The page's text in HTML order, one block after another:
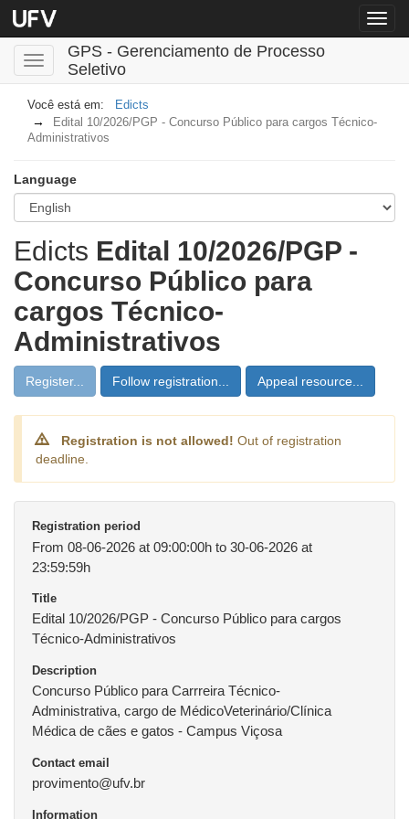
Menu
Toggle
navigation
GPS - Gerenciamento de Processo
Seletivo
Edicts
Edital 10/2026/PGP - Concurso Público para cargos Técnico-
Administrativos
Language
Edicts Edital 10/2026/PGP -
Concurso Público para
cargos Técnico-
Administrativos
Register... Follow registration... Appeal resource...
Registration is not allowed! Out of registration
deadline.
Registration period
From 08-06-2026 at 09:00:00h to 30-06-2026 at
23:59:59h
Title
Edital 10/2026/PGP - Concurso Público para cargos
Técnico-Administrativos
Description
Concurso Público para Carrreira Técnico-
Administrativa, cargo de MédicoVeterinário/Clínica
Médica de cães e gatos - Campus Viçosa
Contact email
provimento@ufv.br
Information